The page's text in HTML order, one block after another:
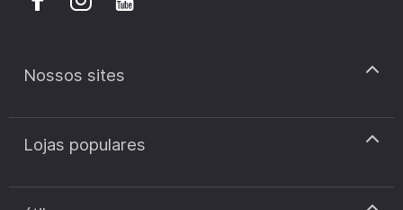
Nossos sites
discount.pt
discount.sk
Lojas populares
Cupão de desconto Zooplus